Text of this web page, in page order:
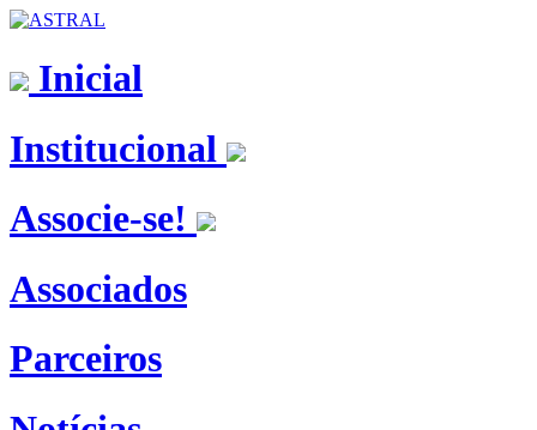
Inicial
Institucional
Associe-se!
Associados
Parceiros